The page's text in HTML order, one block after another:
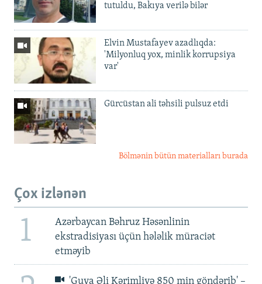
tutuldu, Bakıya verilə bilər
Elvin Mustafayev azadlıqda:
'Milyonluq yox, minlik korrupsiya
var'
Gürcüstan ali təhsili pulsuz etdi
Bölmənin bütün materialları burada
Çox izlənən
1
Azərbaycan Bəhruz Həsənlinin
ekstradisiyası üçün hələlik müraciət
etməyib
'Guya Əli Kərimliyə 850 min göndərib' –